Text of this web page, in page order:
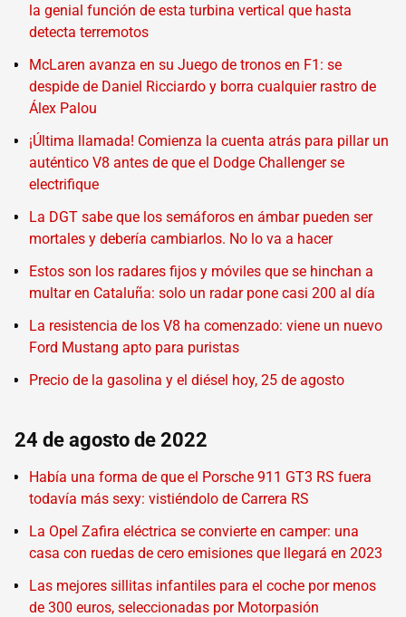
la genial función de esta turbina vertical que hasta
detecta terremotos
McLaren avanza en su Juego de tronos en F1: se
despide de Daniel Ricciardo y borra cualquier rastro de
Álex Palou
¡Última llamada! Comienza la cuenta atrás para pillar un
auténtico V8 antes de que el Dodge Challenger se
electrifique
La DGT sabe que los semáforos en ámbar pueden ser
mortales y debería cambiarlos. No lo va a hacer
Estos son los radares fijos y móviles que se hinchan a
multar en Cataluña: solo un radar pone casi 200 al día
La resistencia de los V8 ha comenzado: viene un nuevo
Ford Mustang apto para puristas
Precio de la gasolina y el diésel hoy, 25 de agosto
24 de agosto de 2022
Había una forma de que el Porsche 911 GT3 RS fuera
todavía más sexy: vistiéndolo de Carrera RS
La Opel Zafira eléctrica se convierte en camper: una
casa con ruedas de cero emisiones que llegará en 2023
Las mejores sillitas infantiles para el coche por menos
de 300 euros, seleccionadas por Motorpasión